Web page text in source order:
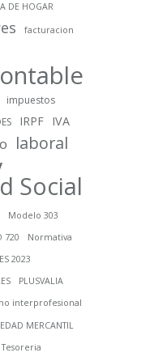
DE HOGAR
facturacion
impuestos
IRPF IVA
laboral
Social
Modelo 303
720
Normativa
2023
PLUSVALIA
interprofesional
MERCANTIL
Tesoreria